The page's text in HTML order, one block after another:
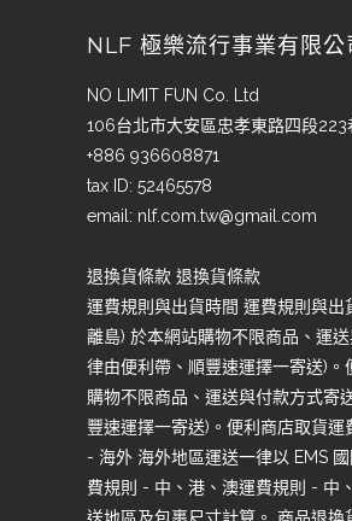
NLF 極樂流行事業有限公
NO LIMIT FUN Co. Ltd
106台北市大安區忠孝東路四段223
+886 936608871
tax ID: 52465578
email: nlf.com.tw@gmail.com
退換貨條款 退換貨條款
運費規則與出貨時間 運費規則與
離島) 於本網站購物不限商品、運
律由便利帶、順豐速運擇一寄送)
購物不限商品、運送與付款方式寄
豐速運擇一寄送)。便利商店取貨
- 海外 海外地區運送一律以 EMS
費規則 - 中、港、澳運費規則 - 中